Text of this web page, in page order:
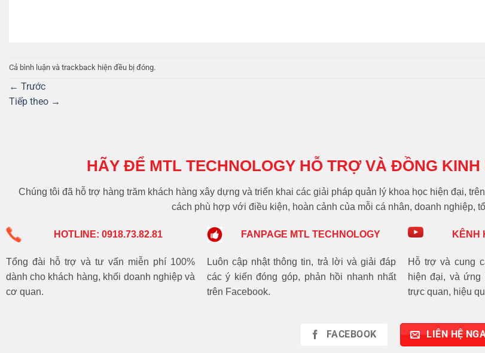
Cả bình luận và trackback hiện đều bị đóng.
← Trước
Tiếp theo →
HÃY ĐỂ MTL TECHNOLOGY HỖ TRỢ VÀ ĐỒNG
Chúng tôi đã hỗ trợ hàng trăm khách hàng xây dựng và triển khai các giải pháp quản lý khoa học hiện đại,
cách phù hợp với điều kiện, hoàn cảnh của mỗi cá nhân, doanh nghiệp,
HOTLINE: 0918.73.82.81
Tổng đài hỗ trợ và tư vấn miễn phí 100%
dành cho khách hàng, khối doanh nghiệp và
cơ quan.
FANPAGE MTL TECHNOLOGY
Luôn cập nhật thông tin, trả lời và giải đáp
các ý kiến đóng góp, phản hồi nhanh nhất
trên Facebook.
KÊNH
Hỗ trợ và cung
hiện đại, và ứng
trực quan, hiệu
FACEBOOK LIÊN HỆ